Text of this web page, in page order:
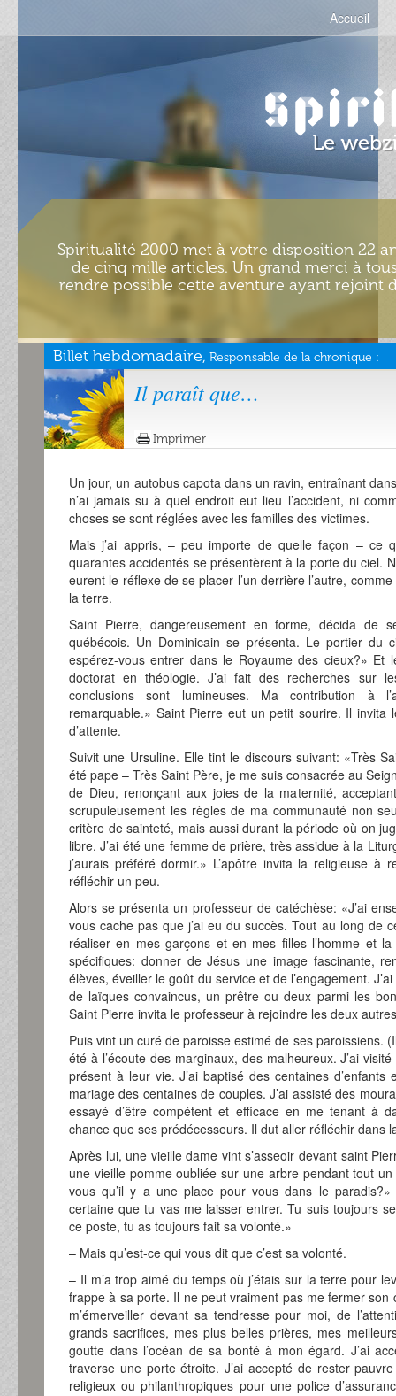
Accueil
Spiritualité 2000 met à votre disposition 22
de cinq mille articles. Un grand merci à
rendre possible cette aventure ayant rejoint
Billet hebdomadaire, Responsable de la chronique :
Il paraît que…
Imprimer
Un jour, un autobus capota dans un ravin, entraînant
n’ai jamais su à quel endroit eut lieu l’accident, ni
choses se sont réglées avec les familles des victimes.
Mais j’ai appris, – peu importe de quelle façon – ce
quarantes accidentés se présentèrent à la porte du ciel.
eurent le réflexe de se placer l’un derrière l’autre,
la terre.
Saint Pierre, dangereusement en forme, décida de
québécois. Un Dominicain se présenta. Le portier du
espérez-vous entrer dans le Royaume des cieux?» Et
doctorat en théologie. J’ai fait des recherches sur
conclusions sont lumineuses. Ma contribution à
remarquable.» Saint Pierre eut un petit sourire. Il
d’attente.
Suivit une Ursuline. Elle tint le discours suivant: «Très
été pape – Très Saint Père, je me suis consacrée au
de Dieu, renonçant aux joies de la maternité,
scrupuleusement les règles de ma communauté non
critère de sainteté, mais aussi durant la période où on
libre. J’ai été une femme de prière, très assidue à la
j’aurais préféré dormir.» L’apôtre invita la religieuse à
réfléchir un peu.
Alors se présenta un professeur de catéchèse: «J’ai
vous cache pas que j’ai eu du succès. Tout au long de
réaliser en mes garçons et en mes filles l’homme et
spécifiques: donner de Jésus une image fascinante,
élèves, éveiller le goût du service et de l’engagement.
de laïques convaincus, un prêtre ou deux parmi les
Saint Pierre invita le professeur à rejoindre les deux
Puis vint un curé de paroisse estimé de ses paroissiens.
été à l’écoute des marginaux, des malheureux. J’ai
présent à leur vie. J’ai baptisé des centaines d’enfants
mariage des centaines de couples. J’ai assisté des
essayé d’être compétent et efficace en me tenant à
chance que ses prédécesseurs. Il dut aller réfléchir dans
Après lui, une vieille dame vint s’asseoir devant saint
une vieille pomme oubliée sur une arbre pendant tout
vous qu’il y a une place pour vous dans le
certaine que tu vas me laisser entrer. Tu suis toujours
ce poste, tu as toujours fait sa volonté.»
– Mais qu’est-ce qui vous dit que c’est sa volonté.
– Il m’a trop aimé du temps où j’étais sur la terre pour
frappe à sa porte. Il ne peut vraiment pas me fermer son
m’émerveiller devant sa tendresse pour moi, de
grands sacrifices, mes plus belles prières, mes
goutte dans l’océan de sa bonté à mon égard. J’ai
traverse une porte étroite. J’ai accepté de rester
religieux ou philanthropiques pour une police